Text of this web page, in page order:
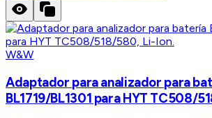
W&W
Adaptador para analizador para
BL1719/BL1301 para HYT TC508/